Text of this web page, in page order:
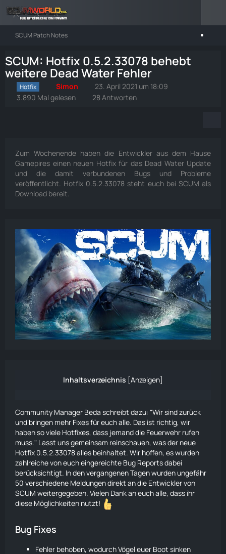
SCUM Patch Notes
SCUM: Hotfix 0.5.2.33078 behebt
weitere Dead Water Fehler
Hotfix Simon
23. April 2021 um 18:09
3.890 Mal gelesen
28 Antworten
Zum Wochenende haben die Entwickler aus dem Hause
Gamepires einen neuen Hotfix für das Dead Water Update
und die damit verbundenen Bugs und Probleme
veröffentlicht. Hotfix 0.5.2.33078 steht euch bei SCUM als
Download bereit.
Inhaltsverzeichnis [Anzeigen]
Community Manager Beda schreibt dazu: "Wir sind zurück
und bringen mehr Fixes für euch alle. Das ist richtig, wir
haben so viele Hotfixes, dass jemand die Feuerwehr rufen
muss." Lasst uns gemeinsam reinschauen, was der neue
Hotfix 0.5.2.33078 alles beinhaltet. Wir hoffen, es wurden
zahlreiche von euch eingereichte Bug Reportsdabei
berücksichtigt. In den vergangenen Tagen wurden ungefähr
50 verschiedene Meldungen direkt an die Entwickler von
SCUM weitergegeben. Vielen Dank an euch alle, dass ihr
diese Möglichkeiten nutzt!
Bug Fixes
Fehler behoben, wodurch Vögel euer Boot sinken